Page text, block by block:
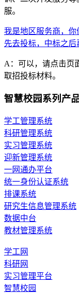
服。
我是地区服务商，你
先去投标，中标之后
A：可以，请点击页
取招投标材料。
智慧校园系列产
学工管理系统
科研管理系统
实习管理系统
迎新管理系统
一网通办平台
统一身份认证系统
排课系统
研究生信息管理系统
数据中台
教材管理系统
学工网
科研网
实习管理平台
智慧校园